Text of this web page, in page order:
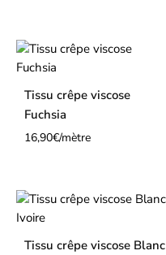
Tissu crêpe viscose
Fuchsia
16,90€/mètre
Tissu crêpe viscose Blanc